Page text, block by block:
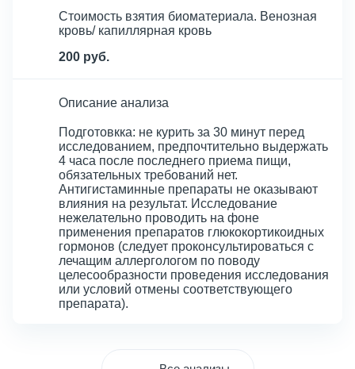
Стоимость взятия биоматериала. Венозная
кровь/ капиллярная кровь
200 руб.
Описание анализа
Подготовкка: не курить за 30 минут перед
исследованием, предпочтительно выдержать
4 часа после последнего приема пищи,
обязательных требований нет.
Антигистаминные препараты не оказывают
влияния на результат. Исследование
нежелательно проводить на фоне
применения препаратов глюкокортикоидных
гормонов (следует проконсультироваться с
лечащим аллергологом по поводу
целесообразности проведения исследования
или условий отмены соответствующего
препарата).